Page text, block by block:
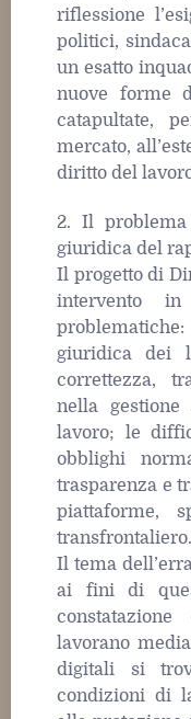
riflessione
politici,
un esatto
nuove forme
catapultate,
mercato,
diritto del
2. Il
giuridica del
Il progetto di
intervento
giuridica dei
correttezza,
nella
lavoro; le
obblighi
trasparenza e
piattaforme,
transfrontaliero.
Il tema
ai fini di
lavorano
digitali si
condizioni di